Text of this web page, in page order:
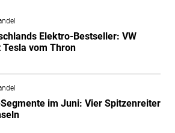
Elektro-Bestseller: VW
Tesla vom Thron
Segmente im Juni: Vier Spitzenreiter